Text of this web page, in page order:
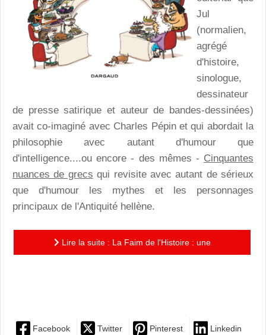
Jul
(normalien,
agrégé
d'histoire,
sinologue,
dessinateur
de presse satirique et auteur de bandes-dessinées)
avait co-imaginé avec Charles Pépin et qui abordait la
philosophie avec autant d'humour que
d'intelligence....ou encore - des mêmes - Cinquantes
nuances de grecs qui revisite avec autant de sérieux
que d'humour les mythes et les personnages
principaux de l'Antiquité hellène.
Lire la suite : La Faim de l'Histoire : une
Facebook Twitter Pinterest Linkedin